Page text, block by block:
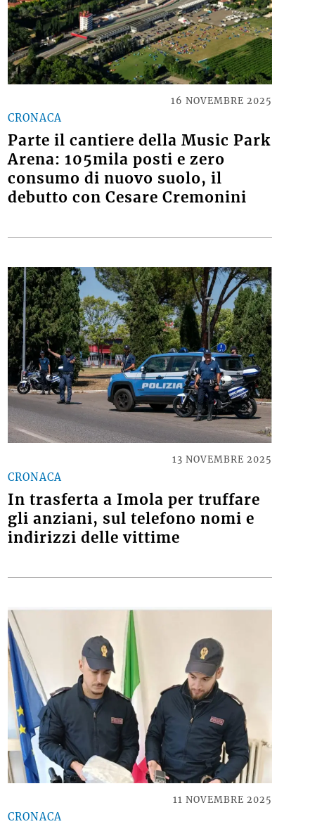
CRONACA
Parte il cantiere della Music Park
Arena: 105mila posti e zero
consumo di nuovo suolo, il
debutto con Cesare Cremonini
16 NOVEMBRE 2025
CRONACA
In trasferta a Imola per truffare
gli anziani, sul telefono nomi e
indirizzi delle vittime
13 NOVEMBRE 2025
CRONACA
11 NOVEMBRE 2025